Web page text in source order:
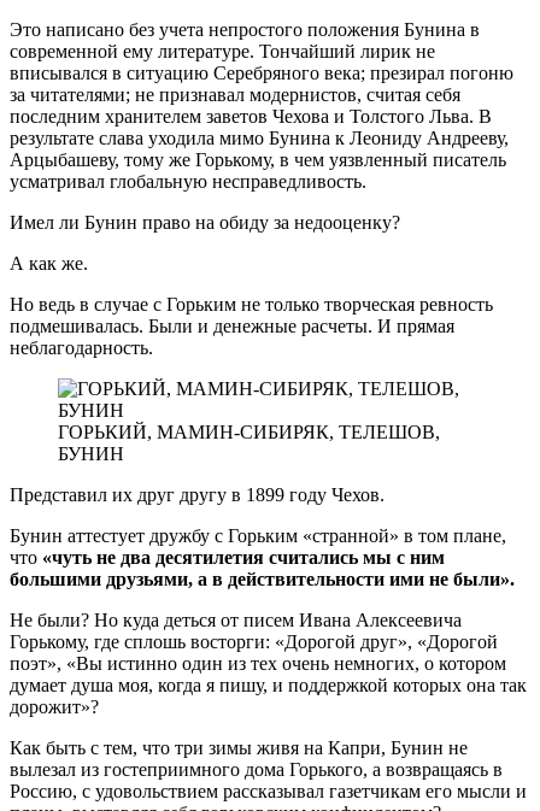
Это написано без учета непростого положения Бунина в
современной ему литературе. Тончайший лирик не
вписывался в ситуацию Серебряного века; презирал погоню
за читателями; не признавал модернистов, считая себя
последним хранителем заветов Чехова и Толстого Льва. В
результате слава уходила мимо Бунина к Леониду Андрееву,
Арцыбашеву, тому же Горькому, в чем уязвленный писатель
усматривал глобальную несправедливость.
Имел ли Бунин право на обиду за недооценку?
А как же.
Но ведь в случае с Горьким не только творческая ревность
подмешивалась. Были и денежные расчеты. И прямая
неблагодарность.
ГОРЬКИЙ, МАМИН-СИБИРЯК, ТЕЛЕШОВ,
БУНИН
Представил их друг другу в 1899 году Чехов.
Бунин аттестует дружбу с Горьким «странной» в том плане,
что «чуть не два десятилетия считались мы с ним
большими друзьями, а в действительности ими не были».
Не были? Но куда деться от писем Ивана Алексеевича
Горькому, где сплошь восторги: «Дорогой друг», «Дорогой
поэт», «Вы истинно один из тех очень немногих, о котором
думает душа моя, когда я пишу, и поддержкой которых она так
дорожит»?
Как быть с тем, что три зимы живя на Капри, Бунин не
вылезал из гостеприимного дома Горького, а возвращаясь в
Россию, с удовольствием рассказывал газетчикам его мысли и